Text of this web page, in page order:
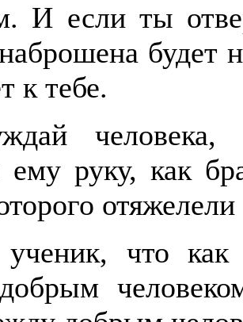
И если ты
будет
к тебе.
человека,
ему руку, как
что